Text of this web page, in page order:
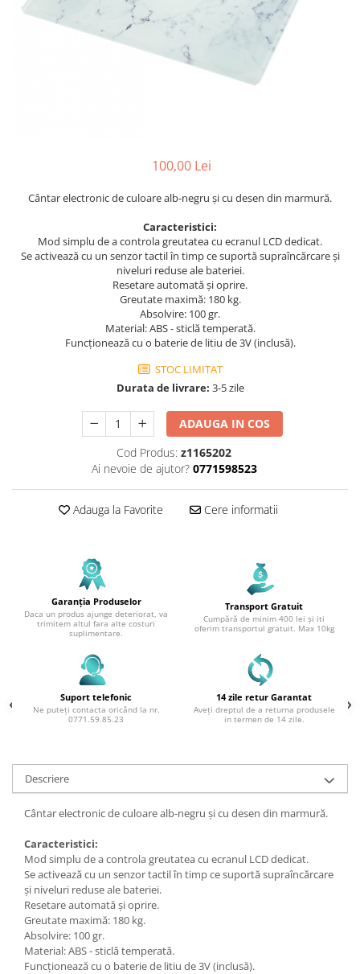
Perne decorative
Recipiente pentru lichide
Textile Bucatarie
100,00 Lei
Cântar electronic de culoare alb-negru și cu desen din marmură.
Caracteristici:
Mod simplu de a controla greutatea cu ecranul LCD dedicat.
Se activează cu un senzor tactil în timp ce suportă supraîncărcare și
niveluri reduse ale bateriei.
Resetare automată și oprire.
Greutate maximă: 180 kg.
Absolvire: 100 gr.
Material: ABS - sticlă temperată.
Funcționează cu o baterie de litiu de 3V (inclusă).
STOC LIMITAT
Durata de livrare: 3-5 zile
ADAUGA IN COS
Cod Produs: z1165202
Ai nevoie de ajutor? 0771598523
Adauga la Favorite Cere informatii
Garanția Produselor
Daca un produs ajunge deteriorat, va
trimitem altul fara alte costuri
suplimentare.
Transport Gratuit
Cumpără de minim 400 lei și iti
oferim transportul gratuit. Max 10kg
Suport telefonic
Ne puteți contacta oricând la nr.
0771.59.85.23
14 zile retur Garantat
Aveți dreptul de a returna produsele
in termen de 14 zile.
Descriere
Cântar electronic de culoare alb-negru și cu desen din marmură.
Caracteristici:
Mod simplu de a controla greutatea cu ecranul LCD dedicat.
Se activează cu un senzor tactil în timp ce suportă supraîncărcare
și niveluri reduse ale bateriei.
Resetare automată și oprire.
Greutate maximă: 180 kg.
Absolvire: 100 gr.
Material: ABS - sticlă temperată.
Funcționează cu o baterie de litiu de 3V (inclusă).